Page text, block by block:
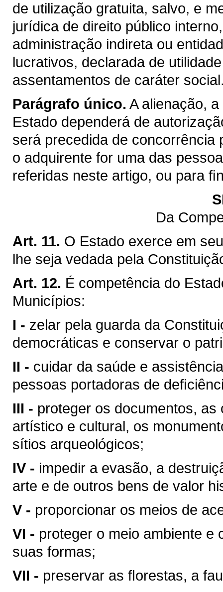
de utilização gratuita, salvo, e
jurídica de direito público
administração indireta ou
lucrativos, declarada de
assentamentos de caráter
Parágrafo único. A alienação,
Estado dependerá de
será precedida de concorrência
o adquirente for uma das
referidas neste artigo, ou para
Da
Art. 11. O Estado exerce em
lhe seja vedada pela
Art. 12. É competência do
Municípios:
I - zelar pela guarda da
democráticas e conservar o
II - cuidar da saúde e
pessoas portadoras de
III - proteger os documentos,
artístico e cultural, os
sítios arqueológicos;
IV - impedir a evasão, a
arte e de outros bens de valor
V - proporcionar os meios de
VI - proteger o meio ambiente e
suas formas;
VII - preservar as ﬂorestas, a